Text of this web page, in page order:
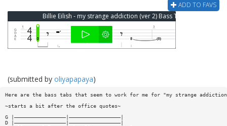
ADD TO FAVS
Billie Eilish - my strange addiction (ver 2) Bass Tab
(submitted by oliyapapaya)
Here are the bass tabs that seem to work for me for "my strange
~starts a bit after the office quotes~
G |—————————————————|—————————————————|
D |—————————————————|—————————————————|